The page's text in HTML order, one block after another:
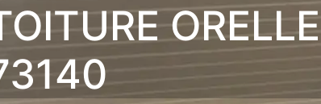
ORELLE